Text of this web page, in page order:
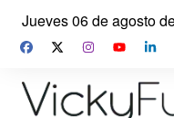
Saltar
contenido
Jueves 06 de agosto